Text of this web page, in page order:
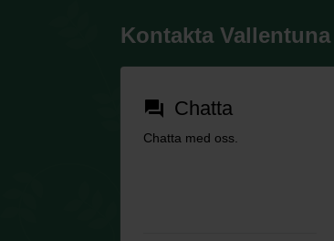
Kontakta
forum Chatta
Chatta med oss.